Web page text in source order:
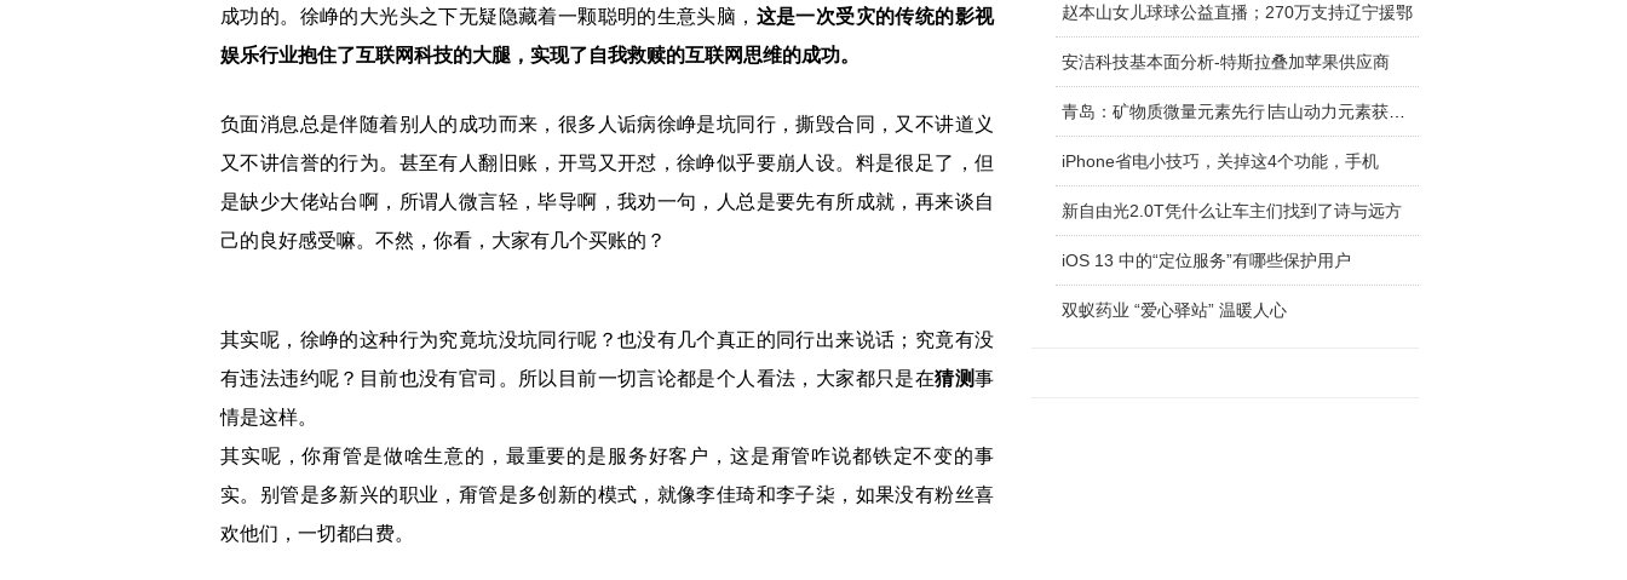
成功的。徐峥的大光头之下无疑隐藏着一颗聪明的生意头脑， 这是一次受灾的传统的影视
娱乐行业抱住了互联网科技的大腿，实现了自我救赎的互联网思维的成功。
负面消息总是伴随着别人的成功而来，很多人诟病徐峥是坑同行，撕毁合同，又不讲道义
又不讲信誉的行为。甚至有人翻旧账，开骂又开怼，徐峥似乎要崩人设。料是很足了，但
是缺少大佬站台啊，所谓人微言轻，毕导啊，我劝一句，人总是要先有所成就，再来谈自
己的良好感受嘛。不然，你看，大家有几个买账的？
其实呢，徐峥的这种行为究竟坑没坑同行呢？也没有几个真正的同行出来说话；究竟有没
有违法违约呢？目前也没有官司。所以目前一切言论都是个人看法，大家都只是在猜测事
情是这样。
其实呢，你甭管是做啥生意的，最重要的是服务好客户，这是甭管咋说都铁定不变的事
实。别管是多新兴的职业，甭管是多创新的模式，就像李佳琦和李子柒，如果没有粉丝喜
欢他们，一切都白费。
赵本山女儿球球公益直播；270万支持辽宁援鄂
安洁科技基本面分析-特斯拉叠加苹果供应商
iPhone省电小技巧，关掉这4个功能，手机
新自由光2.0T凭什么让车主们找到了诗与远方
iOS 13 中的“定位服务”有哪些保护用户
双蚁药业 “爱心驿站” 温暖人心